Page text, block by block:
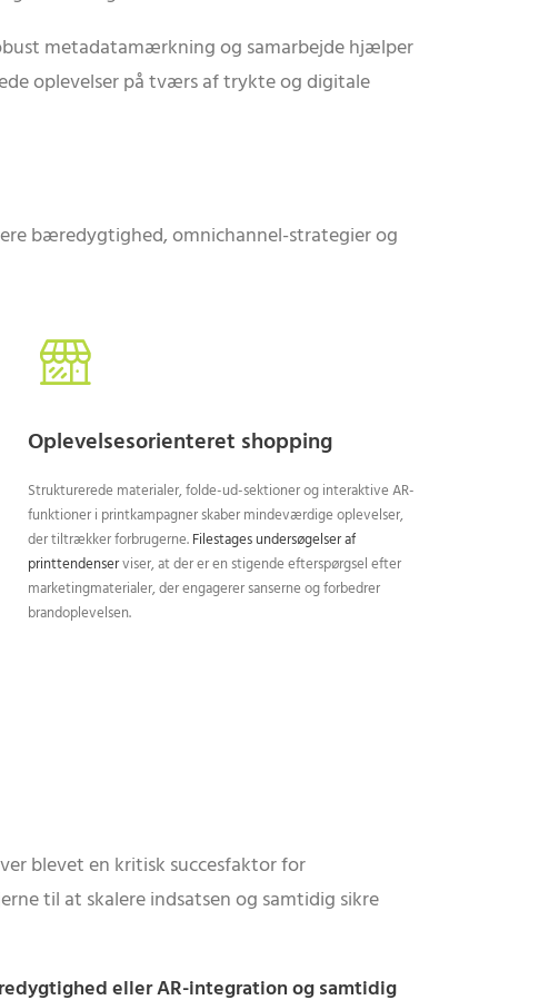
metadatamærkning og samarbejde hjælper
oplevelser på tværs af trykte og digitale
bæredygtighed, omnichannel-strategier og
Oplevelsesorienteret shopping
Strukturerede materialer, folde-ud-sektioner og interaktive AR-
funktioner i printkampagner skaber mindeværdige oplevelser,
der tiltrækker forbrugerne.Filestages undersøgelser af
printtendenserviser, at der er en stigende efterspørgsel efter
marketingmaterialer, der engagerer sanserne og forbedrer
brandoplevelsen.
blevet en kritisk succesfaktor for
til at skalere indsatsen og samtidig sikre
eller AR-integration og samtidig